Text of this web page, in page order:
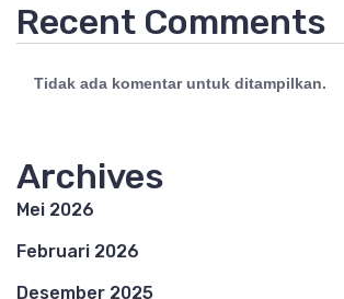
Recent Comments
Tidak ada komentar untuk ditampilkan.
Archives
Mei 2026
Februari 2026
Desember 2025